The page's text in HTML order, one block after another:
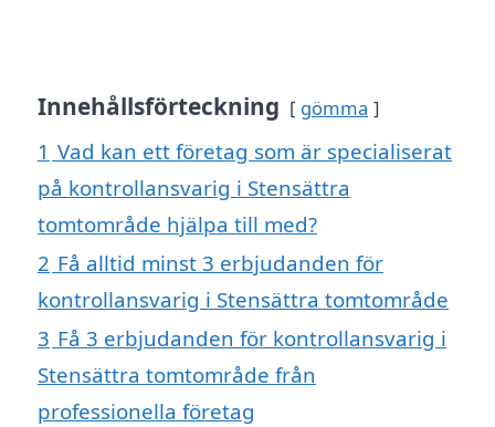
Innehållsförteckning gömma
1 Vad kan ett företag som är specialiserat
på kontrollansvarig i Stensättra
tomtområde hjälpa till med?
2 Få alltid minst 3 erbjudanden för
kontrollansvarig i Stensättra tomtområde
3 Få 3 erbjudanden för kontrollansvarig i
Stensättra tomtområde från
professionella företag